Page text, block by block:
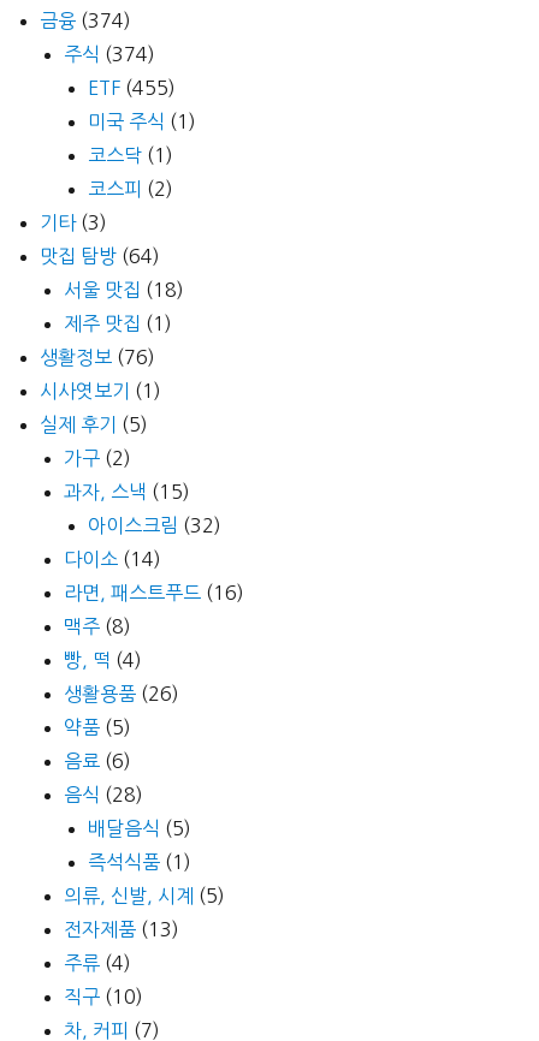
금융 (374)
주식 (374)
ETF (455)
미국 주식 (1)
코스닥 (1)
코스피 (2)
기타(3)
맛집 탐방 (64)
서울 맛집 (18)
제주 맛집 (1)
생활정보 (76)
시사엿보기
(1)
실제 후기
(5)
가구 (2)
과자, 스낵 (15)
아이스크림 (32)
다이소 (14)
라면, 패스트푸드 (16)
맥주 (8)
빵, 떡 (4)
생활용품 (26)
약품 (5)
음료 (6)
음식 (28)
배달음식 (5)
즉석식품 (1)
의류, 신발, 시계 (5)
전자제품 (13)
주류 (4)
직구 (10)
차, 커피 (7)